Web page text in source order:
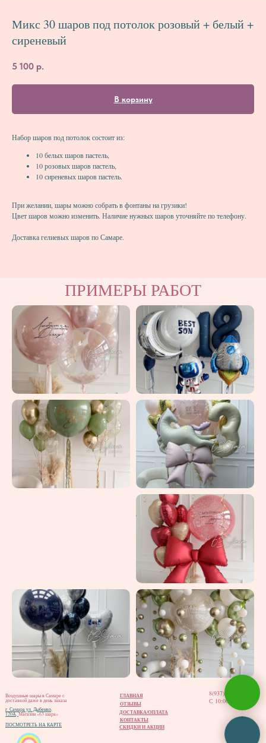
Микс 30 шаров под потолок розовый + белый +
сиреневый
5 100 р.
В корзину
Набор шаров под потолок состоит из:
10 белых шаров пастель,
10 розовых шаров пастель,
10 сиреневых шаров пастель.
При желании, шары можно собрать в фонтаны на грузики!
Цвет шаров можно изменить. Наличие нужных шаров уточняйте по телефону.
Доставка гелиевых шаров по Самаре.
ПРИМЕРЫ РАБОТ
ОТЗЫВЫ
ГЛАВНАЯ
ДОСТАВКА/ОПЛАТА
СКИДКИ И АКЦИИ
КОНТАКТЫ
8(937)202-02-12
С 10:00 до 20:00
Воздушные шары в Самаре с
доставкой даже в день заказа
г. Самара ул. Дыбенко,
120А,Магазин «63 шара»
ПОСМОТРЕТЬ НА КАРТЕ